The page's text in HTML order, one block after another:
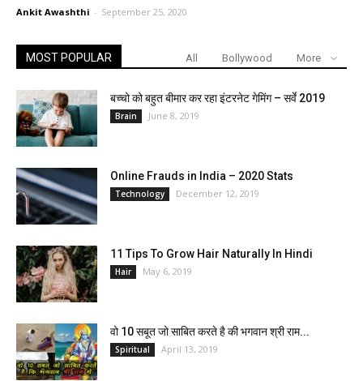
Ankit Awashthi - September 25, 2020
MOST POPULAR All Bollywood More
बच्चो को बहुत बीमार कर रहा इंटरनेट गेमिंग – सर्वे 2019
Brain June 8, 2019
Online Frauds in India – 2020 Stats
Technology December 12, 2019
11 Tips To Grow Hair Naturally In Hindi
Hair May 6, 2019
वो 10 सबूत जो साबित करते है की भगवान श्री राम...
Spiritual April 13, 2019